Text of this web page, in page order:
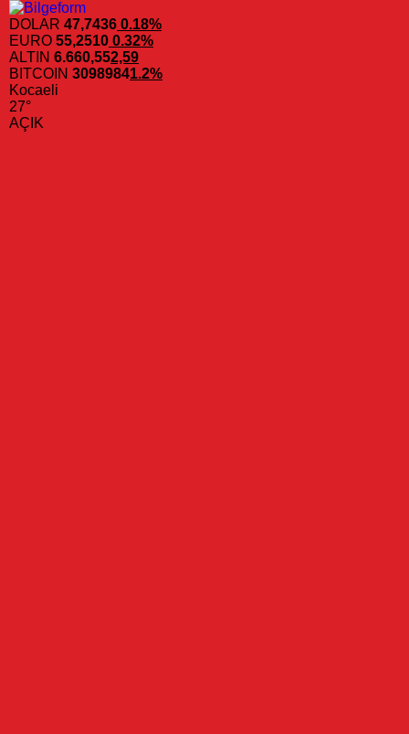
DOLAR 47,7436 0.18%
EURO 55,2510 0.32%
ALTIN 6.660,552,59
BITCOIN 30989841.2%
Kocaeli
27°
AÇIK